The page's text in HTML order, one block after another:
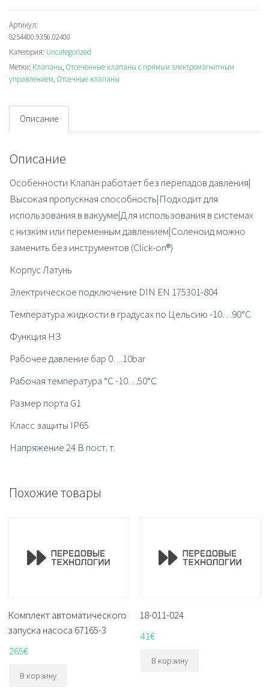
Артикул:
8254400.9356.02400
Категория: Uncategorized
Метки: Клапаны, Отсеченные клапаны с прямым электромагнитным
управлением, Отсечные клапаны
Описание
Описание
Особенности Клапан работает без перепадов давления|
Высокая пропускная способность|Подходит для
использования в вакууме|Для использования в системах
с низким или переменным давлением|Соленоид можно
заменить без инструментов (Click-on®)
Корпус Латунь
Электрическое подключение DIN EN 175301-804
Температура жидкости в градусах по Цельсию -10…90°C
Функция НЗ
Рабочее давление бар 0…10bar
Рабочая температура °C -10…50°C
Размер порта G1
Класс защиты IP65
Напряжение 24 В пост. т.
Похожие товары
Комплект автоматического
запуска насоса 67165-3
265€
В корзину
18-011-024
41€
В корзину